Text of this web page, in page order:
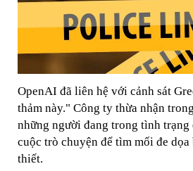
OpenAI đã liên hệ với cảnh sát
thảm này." Công ty thừa nhận
những người đang trong tình
cuộc trò chuyện để tìm mối đe
thiết.